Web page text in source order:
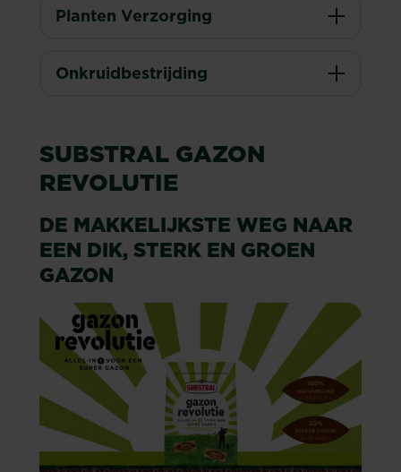
Planten Verzorging
Onkruidbestrijding
SUBSTRAL GAZON
REVOLUTIE
DE MAKKELIJKSTE WEG NAAR
EEN DIK, STERK EN GROEN
GAZON